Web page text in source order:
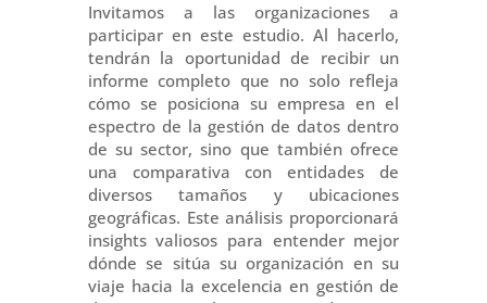
Invitamos a las organizaciones a
participar en este estudio. Al hacerlo,
tendrán la oportunidad de recibir un
informe completo que no solo refleja
cómo se posiciona su empresa en el
espectro de la gestión de datos dentro
de su sector, sino que también ofrece
una comparativa con entidades de
diversos tamaños y ubicaciones
geográficas. Este análisis proporcionará
insights valiosos para entender mejor
dónde se sitúa su organización en su
viaje hacia la excelencia en gestión de